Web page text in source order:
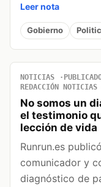
Leer nota
Gobierno
NOTICIAS
REDACCIÓN NOTICIAS
No somos un
el testimonio
lección de vida
Runrun.es
comunicador y
diagnóstico de